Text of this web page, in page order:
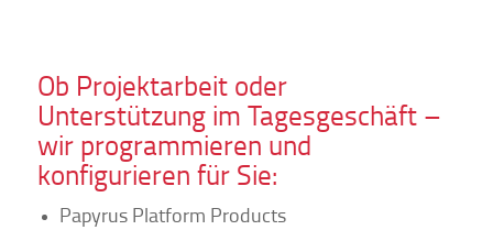
Ob Projektarbeit oder
Unterstützung im Tagesgeschäft –
wir programmieren und
konfigurieren für Sie:
Papyrus Platform Products